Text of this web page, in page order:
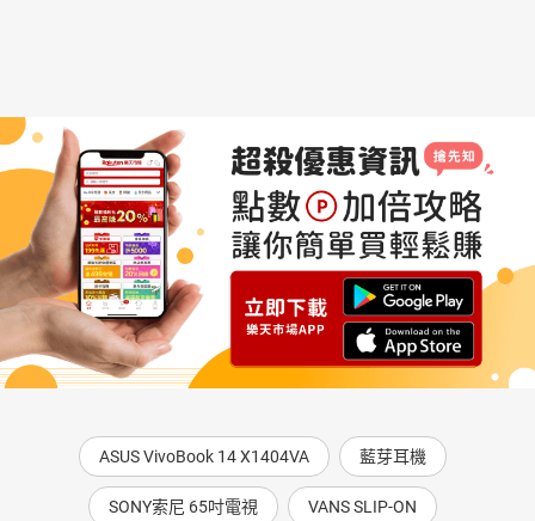
ASUS VivoBook 14 X1404VA 藍芽耳機
SONY索尼 65吋電視 VANS SLIP-ON